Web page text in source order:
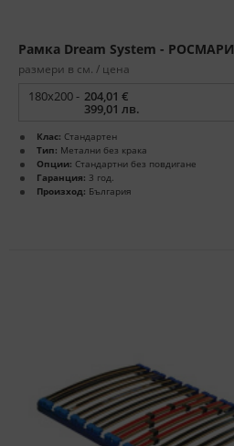
Рамка Dream System - РОСМАРИ
размери в см. / цена
180x200 - 204,01 €
399,01 лв.
Клас: Стандартен
Тип: Метални без крака
Опции: Стандартни без повдигане
Гаранция: 3 год.
Произход: България